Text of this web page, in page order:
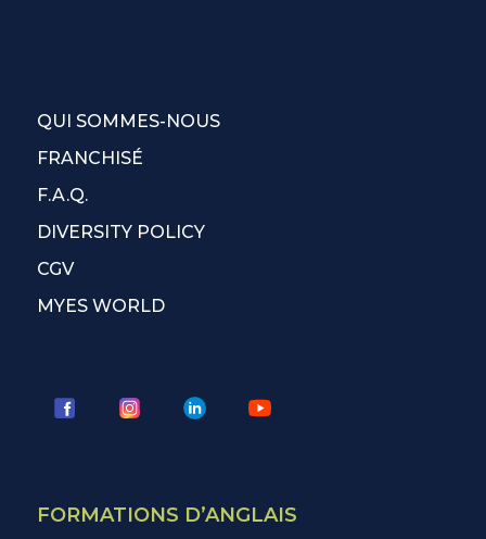
QUI SOMMES-NOUS
FRANCHISÉ
F.A.Q.
DIVERSITY POLICY
CGV
MYES WORLD
FORMATIONS D’ANGLAIS